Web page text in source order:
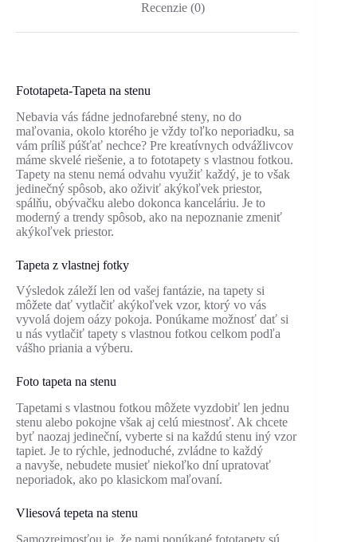
Recenzie (0)
Fototapeta-Tapeta na stenu
Nebavia vás fádne jednofarebné steny, no do
maľovania, okolo ktorého je vždy toľko neporiadku, sa
vám príliš púšťať nechce? Pre kreatívnych odvážlivcov
máme skvelé riešenie, a to fototapety s vlastnou fotkou.
Tapety na stenu nemá odvahu využiť každý, je to však
jedinečný spôsob, ako oživiť akýkoľvek priestor,
spálňu, obývačku alebo dokonca kanceláriu. Je to
moderný a trendy spôsob, ako na nepoznanie zmeniť
akýkoľvek priestor.
Tapeta z vlastnej fotky
Výsledok záleží len od vašej fantázie, na tapety si
môžete dať vytlačiť akýkoľvek vzor, ktorý vo vás
vyvolá dojem oázy pokoja. Ponúkame možnosť dať si
u nás vytlačiť tapety s vlastnou fotkou celkom podľa
vášho priania a výberu.
Foto tapeta na stenu
Tapetami s vlastnou fotkou môžete vyzdobiť len jednu
stenu alebo pokojne však aj celú miestnosť. Ak chcete
byť naozaj jedineční, vyberte si na každú stenu iný vzor
tapiet. Je to rýchle, jednoduché, zvládne to každý
a navyše, nebudete musieť niekoľko dní upratovať
neporiadok, ako po klasickom maľovaní.
Vliesová tepeta na stenu
Samozrejmosťou je, že nami ponúkané fototapety sú